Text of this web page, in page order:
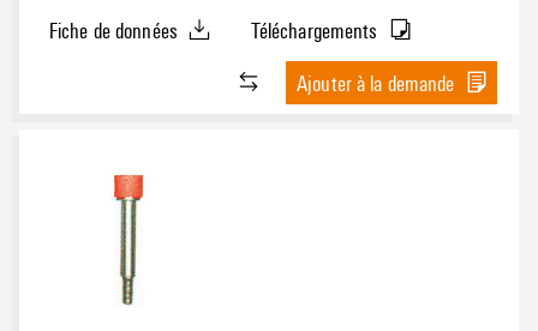
Fiche de données
Téléchargements
Ajouter à la demande